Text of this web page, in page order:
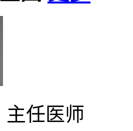
主任医师